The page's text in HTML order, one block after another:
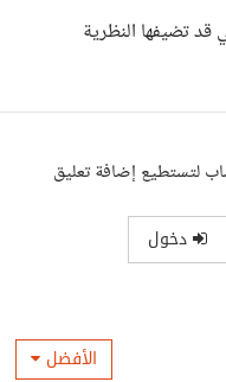
قد تضيفها النظرية
لتستطيع إضافة تعليق
دخول
الأفضل